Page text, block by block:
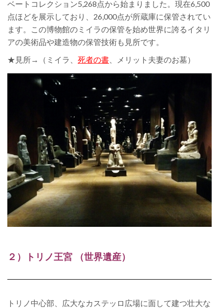
ベートコレクション5,268点から始まりました。 現在6,500
点ほどを展示しており、26,000点が所蔵庫に保管されてい
ます。
この博物館のミイラの保管を始め世界に誇るイタリ
アの美術品や建造物の保管技術も見所です。
★見所→（ミイラ、 死者の書 、メリット夫妻のお墓）
２）トリノ王宮 （世界遺産）
トリノ中心部、広大なカステッロ広場に面して建つ壮大な